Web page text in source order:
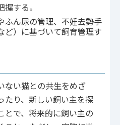
する。
ふん尿の管理、不妊去勢手
ど）に基づいて飼育管理す
い猫との共生をめざ
たり、新しい飼い主を探
とで、将来的に飼い主の